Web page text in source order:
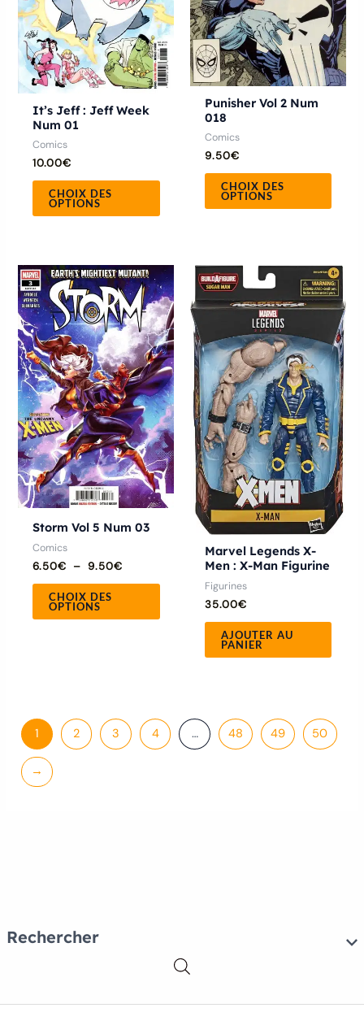
Rechercher
It’s Jeff : Jeff Week
Num 01
Comics
10.00€
CHOIX DES
OPTIONS
peuvent
être
choisies
sur
Punisher Vol 2 Num
018
Comics
9.50€
CHOIX DES
OPTIONS
être
sur
Storm Vol 5 Num 03
Comics
6.50€ – 9.50€
Plage
de
prix :
6.50€
à
9.50€
CHOIX DES
OPTIONS
Ce
produit
a
plusieurs
variations.
Les
options
peuvent
être
choisies
sur
produit
Marvel Legends X-
Men : X-Man Figurine
Figurines
35.00€
AJOUTER AU
PANIER
1 2 3 4 … 48 49 50
→